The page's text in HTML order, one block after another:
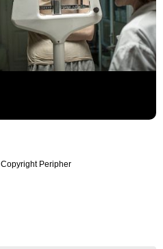
Copyright Peripher